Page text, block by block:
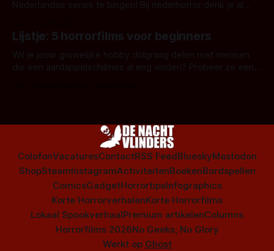
Nederlandse series te bingen! Bij nederhorror denk je al
Amsterdamned of The Johnsons. Maar Nederlandse horror
is niet beperkt tot films. Hier een aantal Nederlandse tv-
series uit het duistere of horrorgenre. Als
Lijstje: 5 horrorfilms voor beginners
Wil je jouw gruwelijke hobby dolgraag delen met mensen
die een aardappelschilmes al eng vinden? Probeer ze eens
ColofonVacaturesContactRSS FeedBlueskyMastodon
ShopSteamInstagramActiviteitenBoekenBordspellen
ComicsGadgetHorrortipsInfographics
Korte HorrorverhalenKorte Horrorfilms
Lokaal SpookverhaalPremium artikelenColumns
Horrorfilms 2026No Geeks, No Glory
Werkt op Ghost